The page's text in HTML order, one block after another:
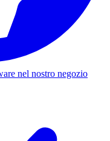
nel nostro negozio